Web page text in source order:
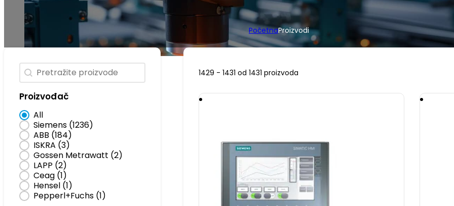
PočetnaProizvodi
Pretraga
Search content
Proizvođač
Brendovi
All
Siemens (1236)
ABB (184)
ISKRA (3)
Gossen Metrawatt (2)
LAPP (2)
Ceag (1)
Hensel (1)
Pepperl+Fuchs (1)
1429 - 1431 od 1431 proizvoda